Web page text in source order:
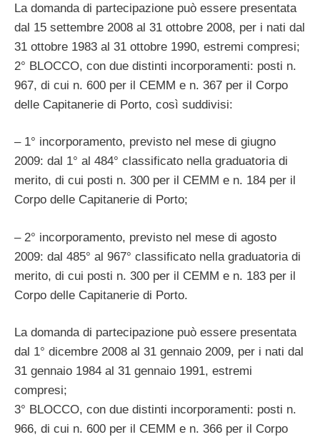
La domanda di partecipazione può essere presentata
dal 15 settembre 2008 al 31 ottobre 2008, per i nati dal
31 ottobre 1983 al 31 ottobre 1990, estremi compresi;
2° BLOCCO, con due distinti incorporamenti: posti n.
967, di cui n. 600 per il CEMM e n. 367 per il Corpo
delle Capitanerie di Porto, così suddivisi:
– 1° incorporamento, previsto nel mese di giugno
2009: dal 1° al 484° classificato nella graduatoria di
merito, di cui posti n. 300 per il CEMM e n. 184 per il
Corpo delle Capitanerie di Porto;
– 2° incorporamento, previsto nel mese di agosto
2009: dal 485° al 967° classificato nella graduatoria di
merito, di cui posti n. 300 per il CEMM e n. 183 per il
Corpo delle Capitanerie di Porto.
La domanda di partecipazione può essere presentata
dal 1° dicembre 2008 al 31 gennaio 2009, per i nati dal
31 gennaio 1984 al 31 gennaio 1991, estremi
compresi;
3° BLOCCO, con due distinti incorporamenti: posti n.
966, di cui n. 600 per il CEMM e n. 366 per il Corpo